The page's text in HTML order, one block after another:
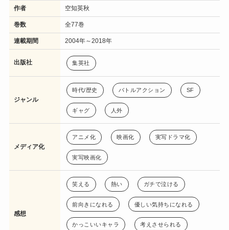
作者 空知英秋
巻数 全77巻
連載期間 2004年～2018年
出版社 集英社
ジャンル
時代/歴史 バトルアクション SF
ギャグ 人外
メディア化
アニメ化 映画化 実写ドラマ化
実写映画化
感想
笑える 熱い ガチで泣ける
前向きになれる 優しい気持ちになれる
かっこいいキャラ 考えさせられる